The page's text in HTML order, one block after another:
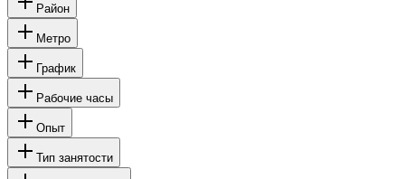
Район
Метро
График
Рабочие часы
Опыт
Тип занятости